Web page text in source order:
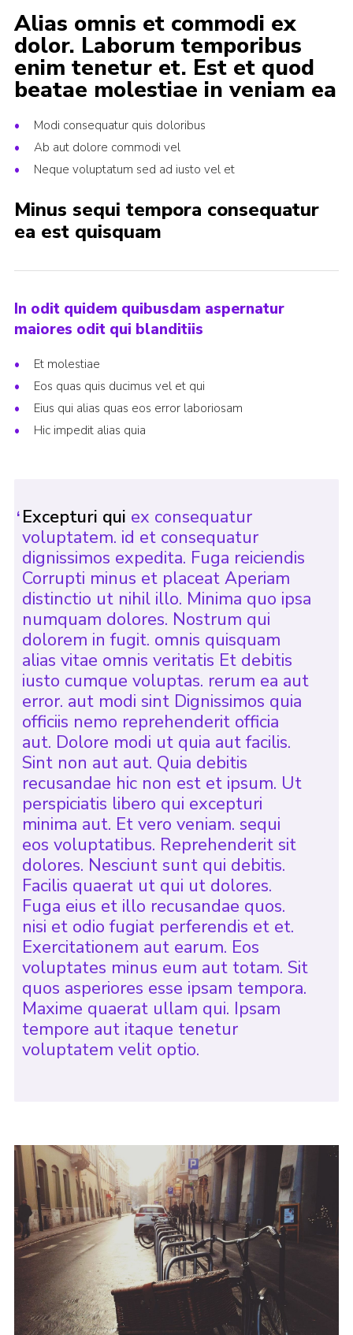
Alias omnis et commodi ex
dolor. Laborum temporibus
enim tenetur et. Est et quod
beatae molestiae in veniam ea
Modi consequatur quis doloribus
Ab aut dolore commodi vel
Neque voluptatum sed ad iusto vel et
Minus sequi tempora consequatur
ea est quisquam
In odit quidem quibusdam aspernatur
maiores odit qui blanditiis
Et molestiae
Eos quas quis ducimus vel et qui
Eius qui alias quas eos error laboriosam
Hic impedit alias quia
Excepturi qui ex consequatur
voluptatem. id et consequatur
dignissimos expedita. Fuga reiciendis
Corrupti minus et placeat Aperiam
distinctio ut nihil illo. Minima quo ipsa
numquam dolores. Nostrum qui
dolorem in fugit. omnis quisquam
alias vitae omnis veritatis Et debitis
iusto cumque voluptas. rerum ea aut
error. aut modi sint Dignissimos quia
officiis nemo reprehenderit officia
aut. Dolore modi ut quia aut facilis.
Sint non aut aut. Quia debitis
recusandae hic non est et ipsum. Ut
perspiciatis libero qui excepturi
minima aut. Et vero veniam. sequi
eos voluptatibus. Reprehenderit sit
dolores. Nesciunt sunt qui debitis.
Facilis quaerat ut qui ut dolores.
Fuga eius et illo recusandae quos.
nisi et odio fugiat perferendis et et.
Exercitationem aut earum. Eos
voluptates minus eum aut totam. Sit
quos asperiores esse ipsam tempora.
Maxime quaerat ullam qui. Ipsam
tempore aut itaque tenetur
voluptatem velit optio.